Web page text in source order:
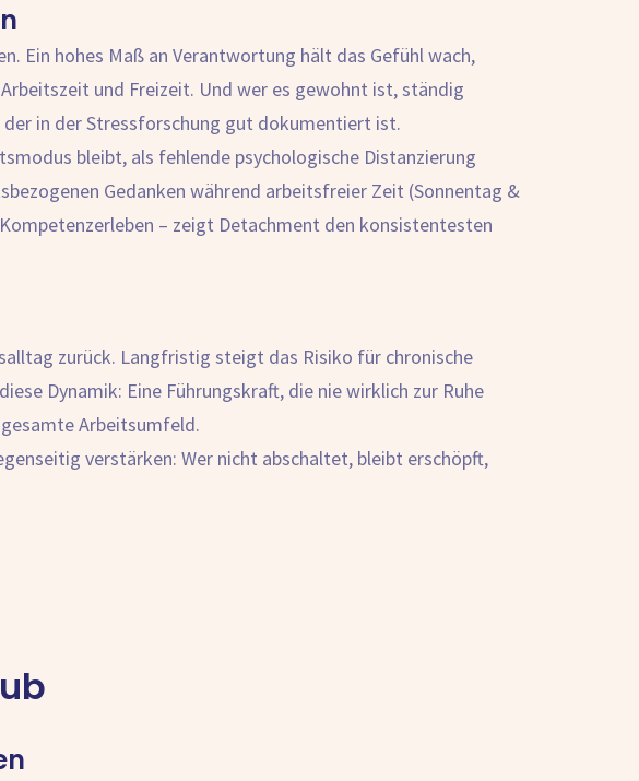
Ein hohes Maß an Verantwortung hält das Gefühl wach,
und Freizeit. Und wer es gewohnt ist, ständig
in der Stressforschung gut dokumentiert ist.
bleibt, als fehlende psychologische Distanzierung
Gedanken während arbeitsfreier Zeit (Sonnentag &
– zeigt Detachment den konsistentesten
zurück. Langfristig steigt das Risiko für chronische
Dynamik: Eine Führungskraft, die nie wirklich zur Ruhe
Arbeitsumfeld.
verstärken: Wer nicht abschaltet, bleibt erschöpft,